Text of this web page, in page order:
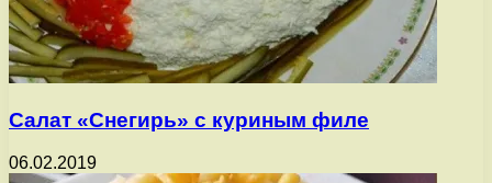
Салат «Снегирь» с куриным филе
06.02.2019